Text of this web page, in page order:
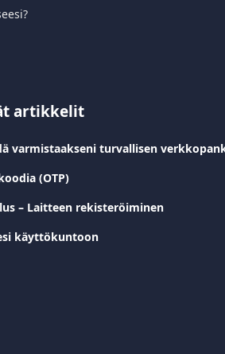
artikkelit
varmistaakseni turvallisen
(OTP)
– Laitteen rekisteröiminen
käyttökuntoon